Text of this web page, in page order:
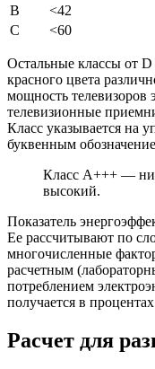
В
<42
С
<60
Остальные классы от
красного цвета
мощность телевизоров
телевизионные
Класс указывается на
буквенным
Класс А+++ —
высокий.
Показатель
Ее рассчитывают по
многочисленные
расчетным
потреблением
получается в
Расчет для